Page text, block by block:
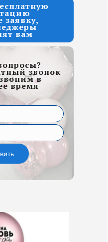
заявку,
вам
звонок
в
время